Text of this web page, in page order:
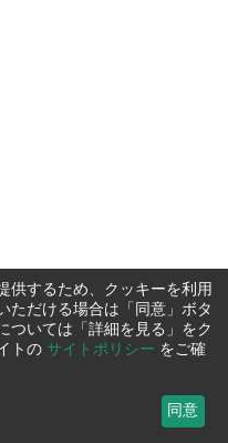
供するため、クッキーを利用
ただける場合は「同意」ボタ
ついては「詳細を見る」をク
トの サイトポリシー をご確
同意